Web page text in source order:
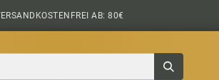
AB: 80€